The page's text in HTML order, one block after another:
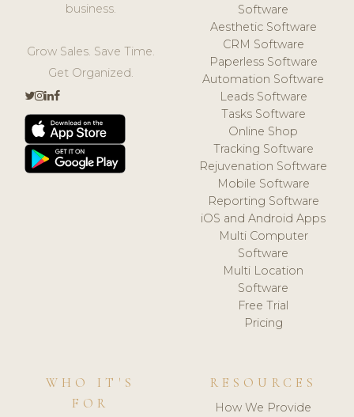
business.
Grow Sales. Save Time.
Get Organized.
Software
Aesthetic Software
CRM Software
Paperless Software
Automation Software
Leads Software
Tasks Software
Online Shop
Tracking Software
Rejuvenation Software
Mobile Software
Reporting Software
iOS and Android Apps
Multi Computer
Software
Multi Location
Software
Free Trial
Pricing
WHO IT'S
FOR
RESOURCES
How We Provide